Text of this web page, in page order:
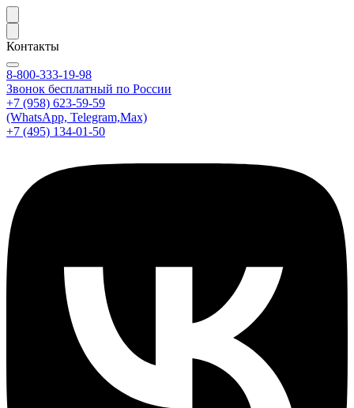
Контакты
8-800-333-19-98
Звонок бесплатный по России
+7 (958) 623-59-59
(WhatsApp, Telegram,Max)
+7 (495) 134-01-50